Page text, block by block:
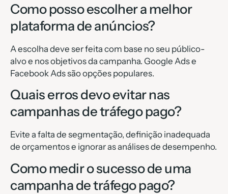
Como posso escolher a melhor
plataforma de anúncios?
A escolha deve ser feita com base no seu público-
alvo e nos objetivos da campanha. Google Ads e
Facebook Ads são opções populares.
Quais erros devo evitar nas
campanhas de tráfego pago?
Evite a falta de segmentação, definição inadequada
de orçamentos e ignorar as análises de desempenho.
Como medir o sucesso de uma
campanha de tráfego pago?